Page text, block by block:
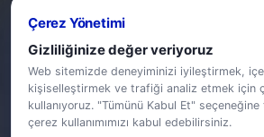
Çerez Yönetimi
Gizliliğinize değer veriyoruz
Web sitemizde deneyiminizi iyileştirmek,
kişiselleştirmek ve trafiği analiz etmek için
kullanıyoruz. "Tümünü Kabul Et" seçeneğine
çerez kullanımımızı kabul edebilirsiniz.